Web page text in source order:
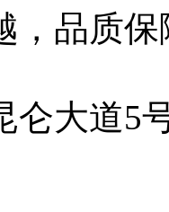
，品质保
仑大道5